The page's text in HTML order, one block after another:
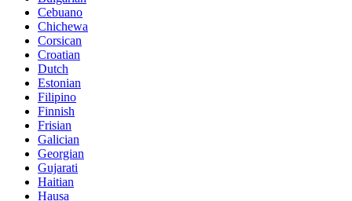
Cebuano
Chichewa
Corsican
Croatian
Dutch
Estonian
Filipino
Finnish
Frisian
Galician
Georgian
Gujarati
Haitian
Hausa